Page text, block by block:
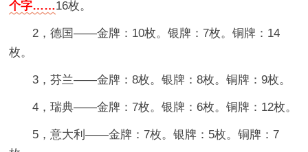
个字……16枚。
2，德国——金牌：10枚。银牌：7枚。铜牌：14
枚。
3，芬兰——金牌：8枚。银牌：8枚。铜牌：9枚。
4，瑞典——金牌：7枚。银牌：6枚。铜牌：12枚。
5，意大利——金牌：7枚。银牌：5枚。铜牌：7